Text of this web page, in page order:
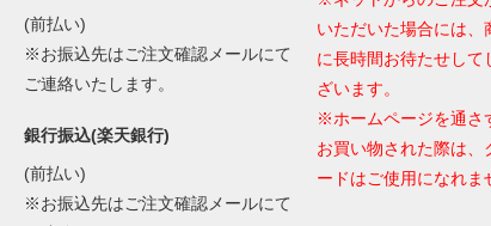
(前払い)
※お振込先はご注文確認メールにて
ご連絡いたします。
銀行振込(楽天銀行)
(前払い)
※お振込先はご注文確認メールにて
いただいた場合には、
に長時間お待たせして
ざいます。
※ホームページを通さ
お買い物された際は、
ードはご使用になれま